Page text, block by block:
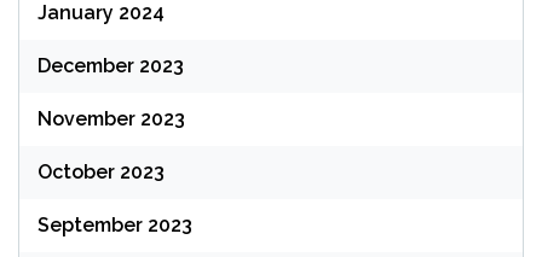
January 2024
December 2023
November 2023
October 2023
September 2023